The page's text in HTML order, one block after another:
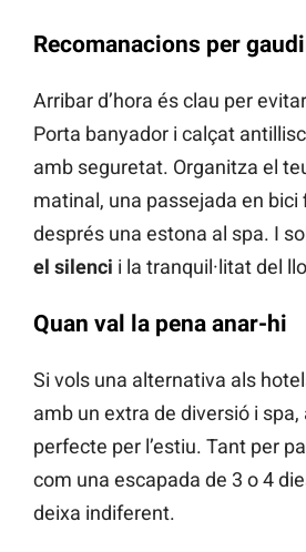
Recomanacions per
Arribar d’hora és clau per
Porta banyador i calçat
amb seguretat. Organitza el
matinal, una passejada en bici
després una estona al spa. I
el silenci i la tranquil·litat del
Quan val la pena anar-hi
Si vols una alternativa als
amb un extra de diversió i
perfecte per l’estiu. Tant per
com una escapada de 3 o 4
deixa indiferent.